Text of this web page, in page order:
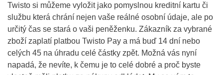
Twisto si můžeme vyložit jako pomyslnou kreditní kartu či
službu která chrání nejen vaše reálné osobní údaje, ale po
určitý čas se stará o vaši peněženku. Zákazník za vybrané
zboží zaplatí platbou Twisto Pay a má buď 14 dní nebo
celých 45 na úhradu celé částky zpět. Možná vás nyní
napadá, že nevíte, k čemu je to celé dobré a proč byste